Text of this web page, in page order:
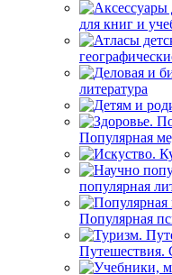
для книг и
литература
Популярная
популярная
Популярная
Путешествия.